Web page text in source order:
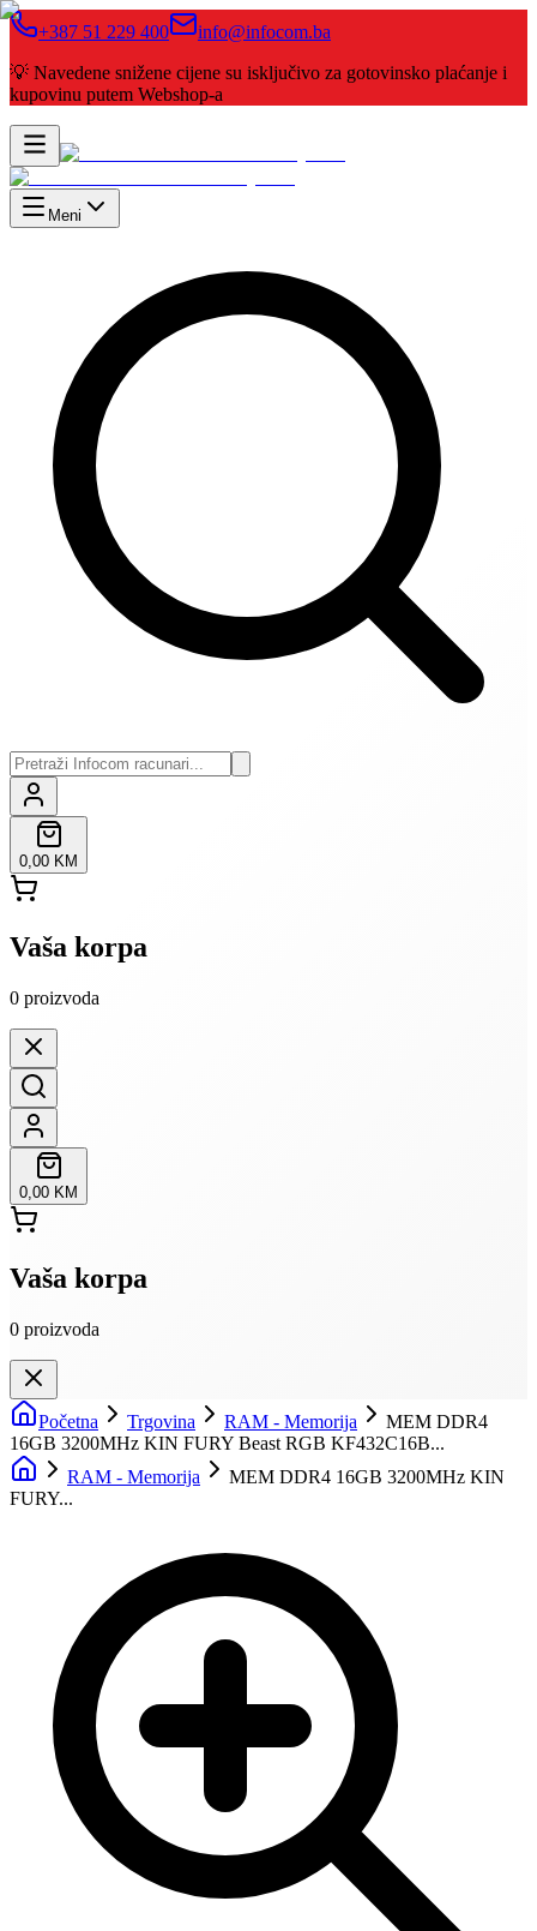
+387 51 229 400
info@infocom.ba
💡 Navedene snižene cijene su isključivo za gotovinsko plaćanje i
kupovinu putem Webshop-a
Meni
0,00 KM
Vaša korpa
0 proizvoda
0,00 KM
Vaša korpa
0 proizvoda
Početna Trgovina RAM - Memorija
MEM DDR4
16GB 3200MHz KIN FURY Beast RGB KF432C16B...
RAM - Memorija
MEM DDR4 16GB 3200MHz KIN
FURY...